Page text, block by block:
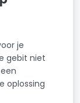
je
gebit niet
oplossing